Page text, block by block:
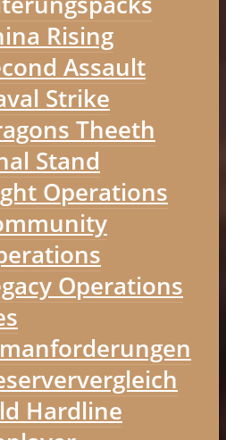
Rising
Assault
Strike
Theeth
Stand
Operations
Operations
Hardline